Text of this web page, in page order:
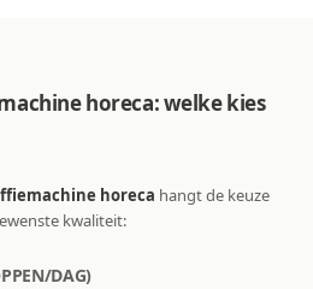
horeca: welke kies
horeca hangt de keuze
kwaliteit:
DAG)